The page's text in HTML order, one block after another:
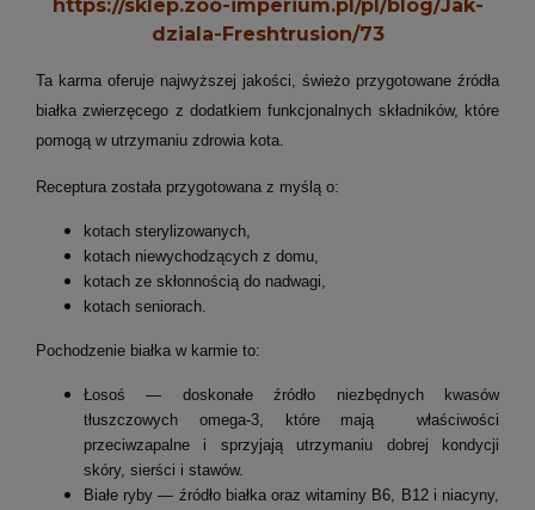
https://sklep.zoo-imperium.pl/pl/blog/Jak-
dziala-Freshtrusion/73
Ta karma oferuje najwyższej jakości, świeżo przygotowane źródła
białka zwierzęcego z dodatkiem funkcjonalnych składników, które
pomogą w utrzymaniu zdrowia kota.
Receptura została przygotowana z myślą o:
kotach sterylizowanych,
kotach niewychodzących z domu,
kotach ze skłonnością do nadwagi,
kotach seniorach.
Pochodzenie białka w karmie to:
Łosoś — doskonałe źródło niezbędnych kwasów
tłuszczowych omega-3, które mają właściwości
przeciwzapalne i sprzyjają utrzymaniu dobrej kondycji
skóry, sierści i stawów.
Białe ryby — źródło białka oraz witaminy B6, B12 i niacyny,